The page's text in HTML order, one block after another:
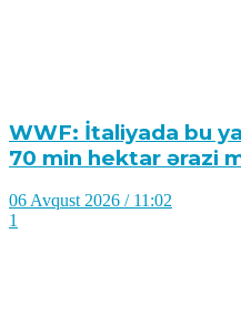
WWF: İtaliyada bu
70 min hektar ərazi
06 Avqust 2026 / 11:02
1